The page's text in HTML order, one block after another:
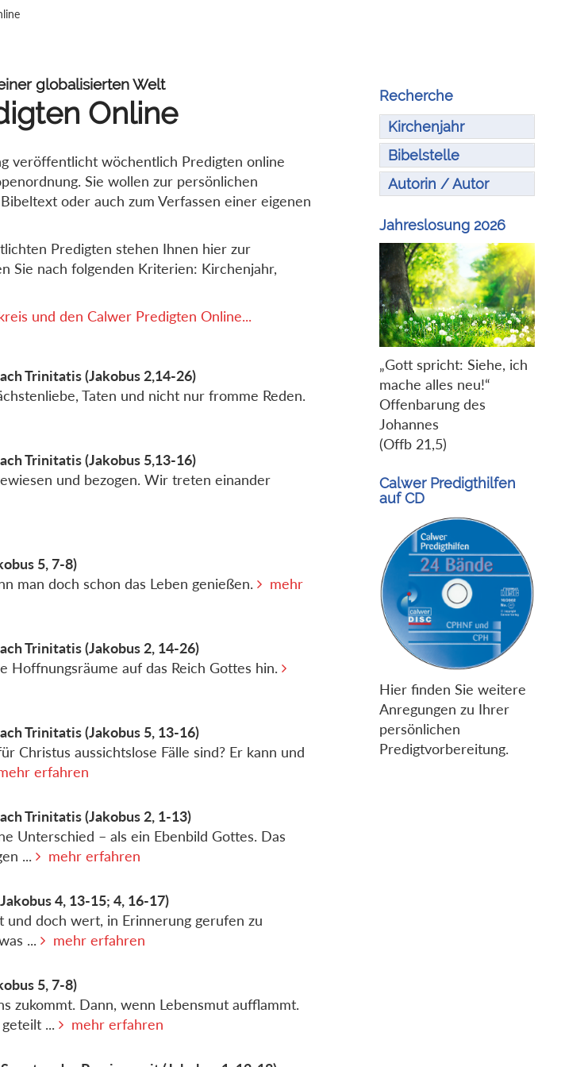
globalisierten Welt
Online
veröffentlicht wöchentlich Predigten online
Sie wollen zur persönlichen
oder auch zum Verfassen einer eigenen
Predigten stehen Ihnen hier zur
Sie nach folgenden Kriterien: Kirchenjahr,
und den Calwer Predigten Online...
Trinitatis(Jakobus 2,14-26)
Taten und nicht nur fromme Reden.
Trinitatis(Jakobus 5,13-16)
und bezogen. Wir treten einander
5, 7-8)
man doch schon das Leben genießen.
mehr
Trinitatis(Jakobus 2, 14-26)
Hoffnungsräume auf das Reich Gottes hin.
Trinitatis(Jakobus 5, 13-16)
Christus aussichtslose Fälle sind? Er kann und
erfahren
Trinitatis(Jakobus 2, 1-13)
Unterschied – als ein Ebenbild Gottes. Das
...
mehr erfahren
4, 13-15; 4, 16-17)
und doch wert, in Erinnerung gerufen zu
...
mehr erfahren
5, 7-8)
zukommt. Dann, wenn Lebensmut aufflammt.
...
mehr erfahren
Recherche
Kirchenjahr
Bibelstelle
Autorin / Autor
Jahreslosung 2026
„Gott spricht: Siehe, ich
mache alles neu!“
Offenbarung des
Johannes
(Offb 21,5)
Calwer Predigthilfen
auf CD
Hier finden Sie weitere
Anregungen zu Ihrer
persönlichen
Predigtvorbereitung.